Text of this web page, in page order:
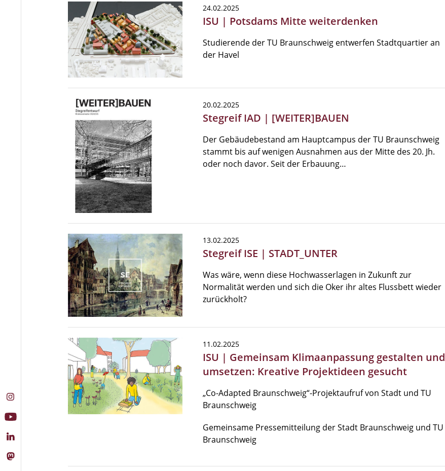
24.02.2025
ISU | Potsdams Mitte weiterdenken
Studierende der TU Braunschweig entwerfen Stadtquartier an
der Havel
20.02.2025
Stegreif IAD | [WEITER]BAUEN
Der Gebäudebestand am Hauptcampus der TU Braunschweig
stammt bis auf wenigen Ausnahmen aus der Mitte des 20. Jh.
oder noch davor. Seit der Erbauung…
13.02.2025
Stegreif ISE | STADT_UNTER
Was wäre, wenn diese Hochwasserlagen in Zukunft zur
Normalität werden und sich die Oker ihr altes Flussbett wieder
zurückholt?
11.02.2025
ISU | Gemeinsam Klimaanpassung gestalten und
umsetzen: Kreative Projektideen gesucht
„Co-Adapted Braunschweig“-Projektaufruf von Stadt und TU
Braunschweig
Gemeinsame Pressemitteilung der Stadt Braunschweig und TU
Braunschweig